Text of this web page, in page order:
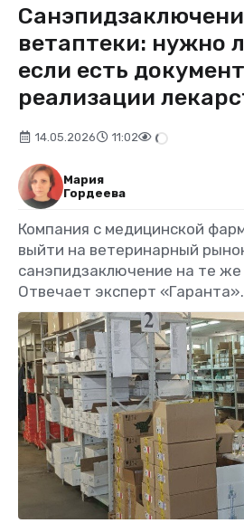
ветаптеки: нужно
если есть
реализации
14.05.2026 11:02
Мария
Гордеева
Компания с медицинской
выйти на ветеринарный
санэпидзаключение на те
Отвечает эксперт «Гаранта».